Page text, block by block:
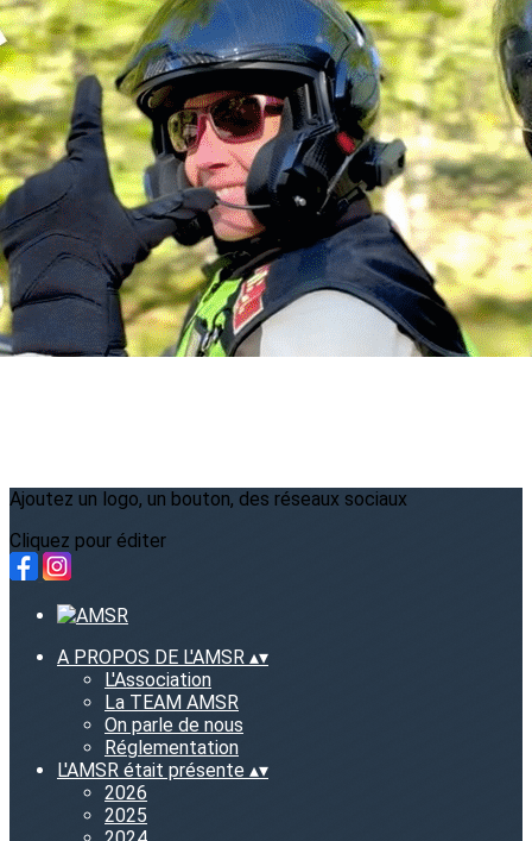
Menu
<
>
2026
2025
2024
2023
?>
Images de la page d'accueil
Cliquez pour éditer
Ajoutez un logo, un bouton, des réseaux sociaux
Cliquez pour éditer
A PROPOS DE L'AMSR ▴▾
L'Association
La TEAM AMSR
On parle de nous
Réglementation
L'AMSR était présente ▴▾
2026
2025